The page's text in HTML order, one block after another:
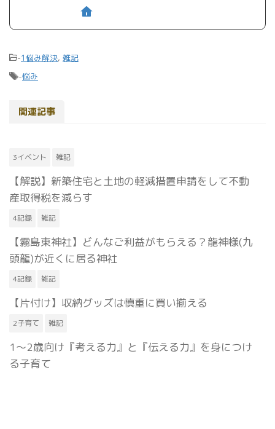
-1悩み解決, 雑記
-悩み
関連記事
3イベント 雑記
【解説】新築住宅と土地の軽減措置申請をして不動
産取得税を減らす
4記録 雑記
【霧島東神社】どんなご利益がもらえる？龍神様(九
頭龍)が近くに居る神社
4記録 雑記
【片付け】収納グッズは慎重に買い揃える
2子育て 雑記
1〜2歳向け『考える力』と『伝える力』を身につけ
る子育て